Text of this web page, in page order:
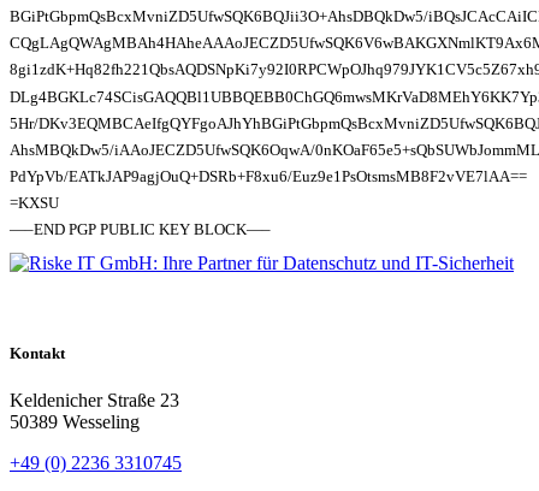
BGiPtGbpmQsBcxMvniZD5UfwSQK6BQJii3O+AhsDBQkDw5/
5Hr/
AhsMBQkDw5/iAAoJECZD5UfwSQK6OqwA/
PdYpVb/EATkJAP9agjOuQ+DSRb+F8xu6/Euz9e1PsOtsmsMB8F2vVE7lAA==
=KXSU
—–END PGP PUBLIC KEY BLOCK—–
Kontakt
Keldenicher Straße 23
50389 Wesseling
+49 (0) 2236 3310745